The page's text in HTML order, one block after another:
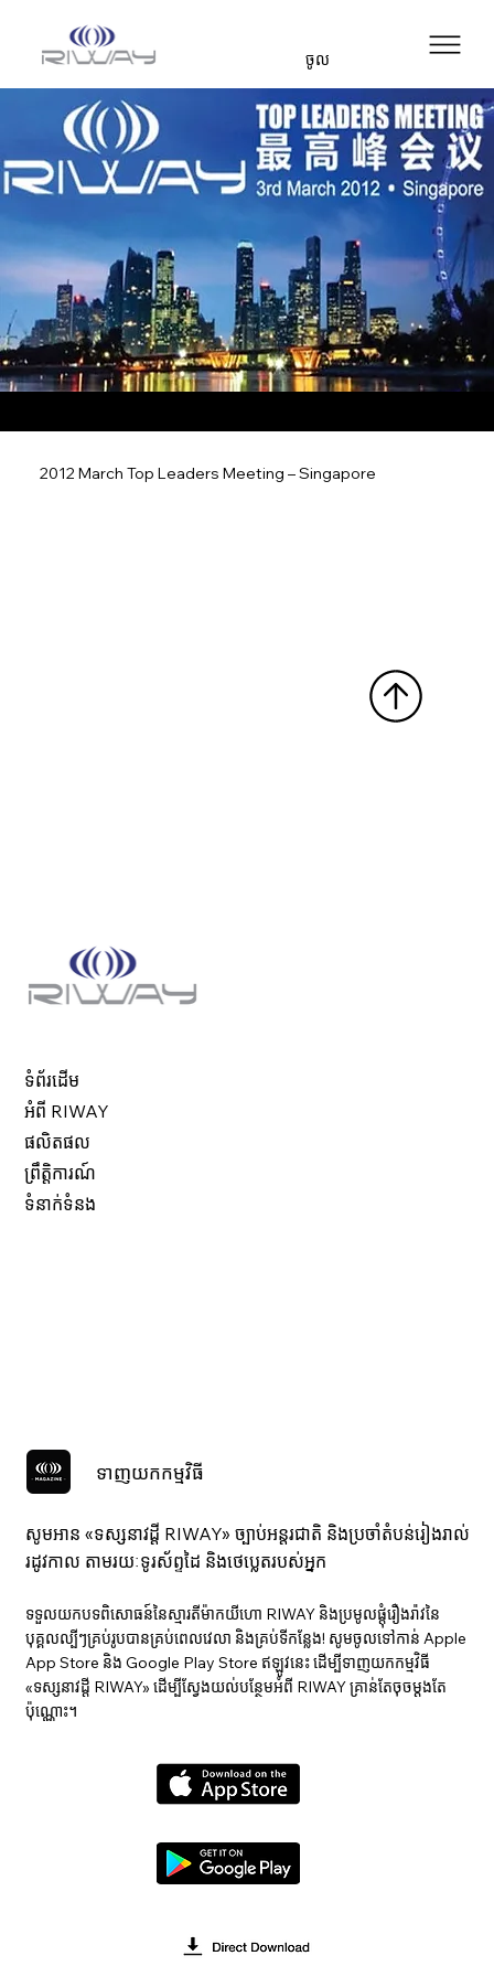
ចូល
2012 March Top Leaders Meeting – Singapore
ទំព័រដើម
អំពី RIWAY
ផលិតផល
ព្រឹត្តិការណ៍
ទំនាក់ទំនង
ទាញយកកម្មវិធី
សូមអាន «ទស្សនាវ​ដ្ដី RIWAY» ច្បាប់អន្តរជាតិ និងប្រចាំតំបន់រៀងរាល់
រដូវកាល តាមរយៈទូរស័ព្ទដៃ និងថេប្លេតរបស់អ្នក
ទទួលយកបទពិសោធន៍នៃស្មារតីម៉ាកយីហោ RIWAY និងប្រមូលផ្តុំរឿងរ៉ាវនៃ
បុគ្គលល្បីៗគ្រប់រូបបានគ្រប់ពេលវេលា និងគ្រប់ទីកន្លែង! សូមចូលទៅកាន់ Apple
App Store និង Google Play Store ឥឡូវនេះ ដើម្បីទាញយកកម្មវិធី
«ទស្សនាវ​ដ្ដី RIWAY» ដើម្បីស្វែងយល់បន្ថែមអំពី RIWAY គ្រាន់តែចុចម្តងតែ
ប៉ុណ្ណោះ។